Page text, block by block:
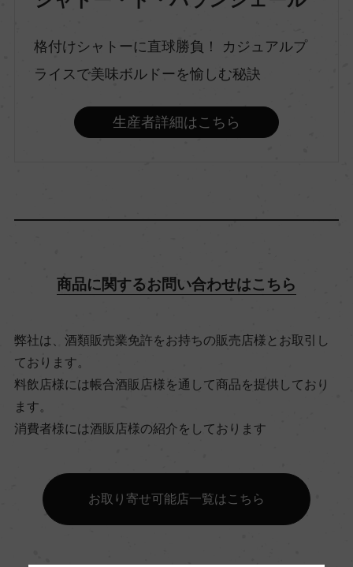
味わい
辛口
品種（原材料）
8℃
ビオ情報・認証機関
サステナブル農法, HVE
有機JAS認証
格付けシャトーに直球勝負！ カジュアルプ
ライスで美味ボルドーを愉しむ秘訣
生産者詳細はこちら
商品に関するお問い合わせはこちら
弊社は、酒類販売業免許をお持ちの販売店様とお取引し
ております。
料飲店様には帳合酒販店様を通して商品を提供しており
ます。
消費者様には酒販店様の紹介をしております
お取り寄せ可能店一覧はこちら